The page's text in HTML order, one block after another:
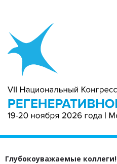
Глубокоуважаемые коллеги!